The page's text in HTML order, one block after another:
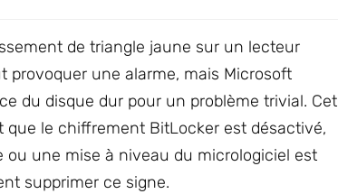
de triangle jaune sur un lecteur
provoquer une alarme, mais Microsoft
du disque dur pour un problème trivial. Cet
le chiffrement BitLocker est désactivé,
une mise à niveau du micrologiciel est
supprimer ce signe.